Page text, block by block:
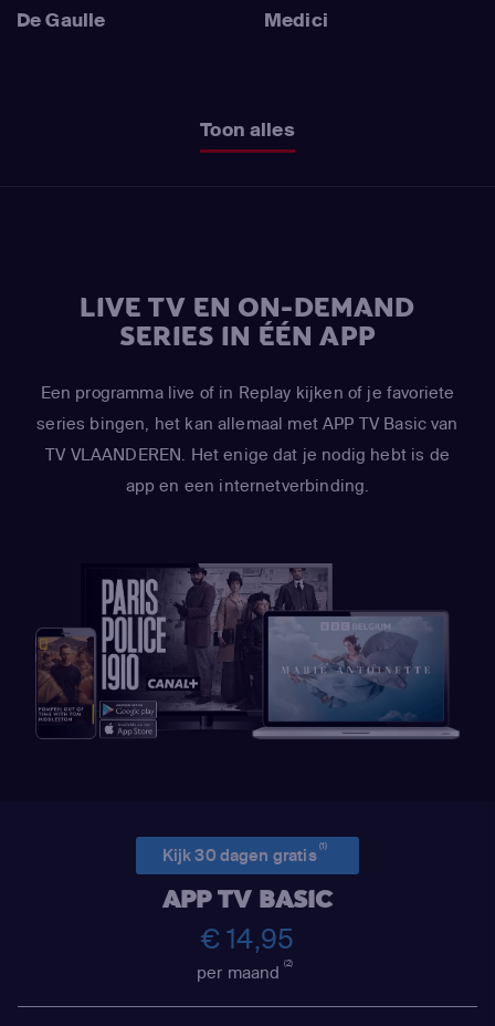
De Gaulle Medici
Toon alles
LIVE TV EN ON-DEMAND
SERIES IN ÉÉN APP
Een programma live of in Replay kijken of je favoriete
series bingen, het kan allemaal met APP TV Basic van
TV VLAANDEREN. Het enige dat je nodig hebt is de
app en een internetverbinding.
Kijk 30 dagen gratis(1)
APP TV BASIC
€ 14,95
per maand(2)